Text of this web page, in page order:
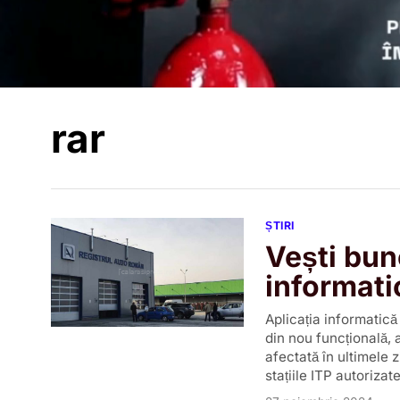
rar
ȘTIRI
Vești
Aplicația
din nou funcțională,
afectată în ultimele
stațiile ITP